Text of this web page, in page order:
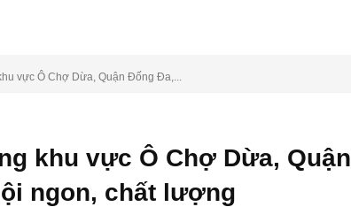
vực Ô Chợ Dừa, Quận Đống Đa,...
khu vực Ô Chợ Dừa, Quận
ngon, chất lượng